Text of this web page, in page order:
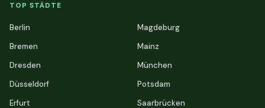
TOP STÄDTE
Berlin
Bremen
Dresden
Düsseldorf
Erfurt
Magdeburg
Mainz
München
Potsdam
Saarbrücken